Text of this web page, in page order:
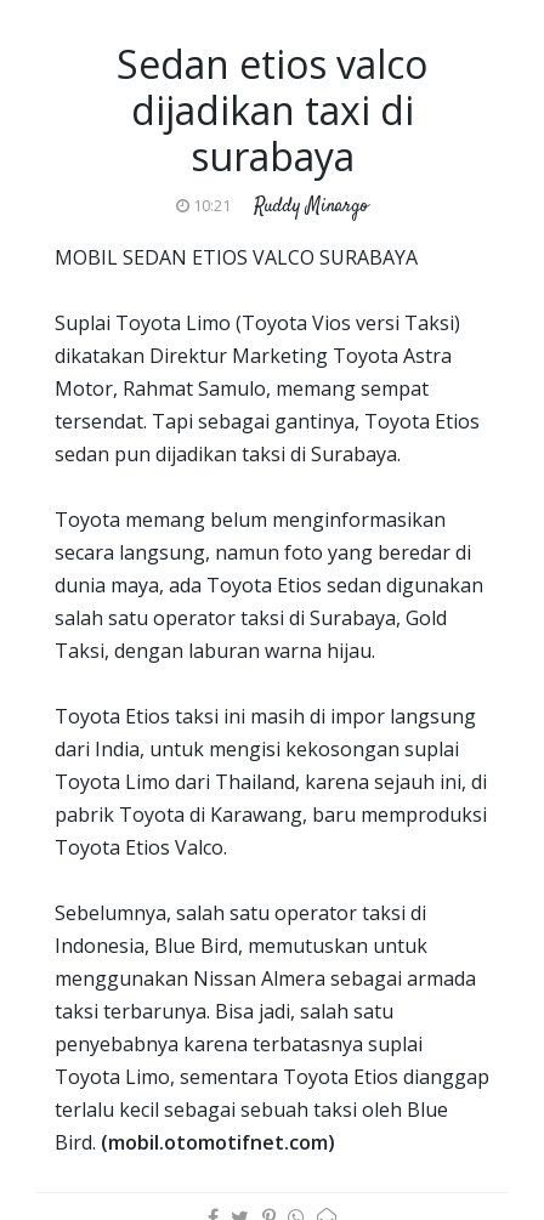
Sedan etios valco
dijadikan taxi di
surabaya
10:21 Ruddy Minargo
MOBIL SEDAN ETIOS VALCO SURABAYA
Suplai Toyota Limo (Toyota Vios versi Taksi)
dikatakan Direktur Marketing Toyota Astra
Motor, Rahmat Samulo, memang sempat
tersendat. Tapi sebagai gantinya, Toyota Etios
sedan pun dijadikan taksi di Surabaya.
Toyota memang belum menginformasikan
secara langsung, namun foto yang beredar di
dunia maya, ada Toyota Etios sedan digunakan
salah satu operator taksi di Surabaya, Gold
Taksi, dengan laburan warna hijau.
Toyota Etios taksi ini masih di impor langsung
dari India, untuk mengisi kekosongan suplai
Toyota Limo dari Thailand, karena sejauh ini, di
pabrik Toyota di Karawang, baru memproduksi
Toyota Etios Valco.
Sebelumnya, salah satu operator taksi di
Indonesia, Blue Bird, memutuskan untuk
menggunakan Nissan Almera sebagai armada
taksi terbarunya. Bisa jadi, salah satu
penyebabnya karena terbatasnya suplai
Toyota Limo, sementara Toyota Etios dianggap
terlalu kecil sebagai sebuah taksi oleh Blue
Bird. (mobil.otomotifnet.com)